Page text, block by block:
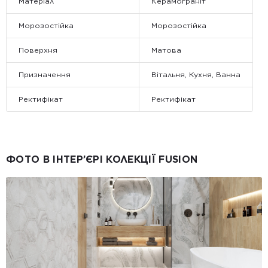
Морозостійка Морозостійка
Поверхня Матова
Призначення Вітальня, Кухня, Ванна
Ректифікат Ректифікат
ФОТО В ІНТЕР’ЄРІ КОЛЕКЦІЇ FUSION